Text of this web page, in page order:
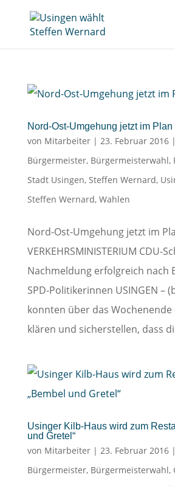
Nord-Ost-Umgehung jetzt im Plan
von Mitarbeiter| 23. Februar 2016|
Bürgermeister, Bürgermeisterwahl,
Stadt Usingen, Steffen Wernard,
Steffen Wernard, Wahlen
Nord-Ost-Umgehung jetzt im
VERKEHRSMINISTERIUM CDU-
Nachmeldung erfolgreich nach
SPD-Politikerinnen USINGEN –
konnten über das Wochenende
klären und sicherstellen, dass
Usinger Kilb-Haus wird zum
und Gretel“
von Mitarbeiter| 23. Februar 2016|
Bürgermeister, Bürgermeisterwahl,